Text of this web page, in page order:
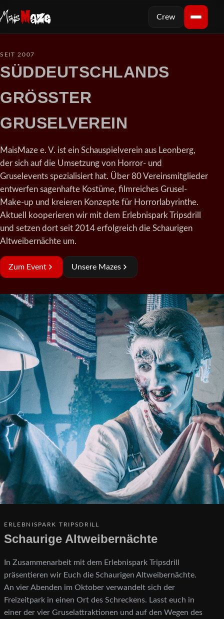
Crew
SEIT 2007
SÜDDEUTSCHLANDS
GRÖSSTER
GRUSELVEREIN
MaisMaze e. V. ist ein Schauspielverein aus Leonberg,
der sich auf die Umsetzung von Horror- und
Gruselevents spezialisiert hat. Über 80 Vereinsmitglieder
entwerfen sagenhafte Kostüme, filmreiches Grusel-
Make-up und kreieren Konzepte für Horrorlabyrinthe.
Aktuell kooperieren wir mit dem Erlebnispark Tripsdrill
und setzen dort seit 2014 erfolgreich die Schaurigen
Altweibernächte um.
Zum Event Unsere Mazes
ERLEBNISPARK TRIPSDRILL
Schaurige Altweibernächte
In Zusammenarbeit mit dem Erlebnispark Tripsdrill
präsentieren wir Euch die Schaurigen Altweibernächte.
An vier Abenden im Oktober verwandelt sich der
Freizeitpark in einen Ort des Schreckens. Lasst euch in
einer der vier Gruselattraktionen und auf den Wegen des